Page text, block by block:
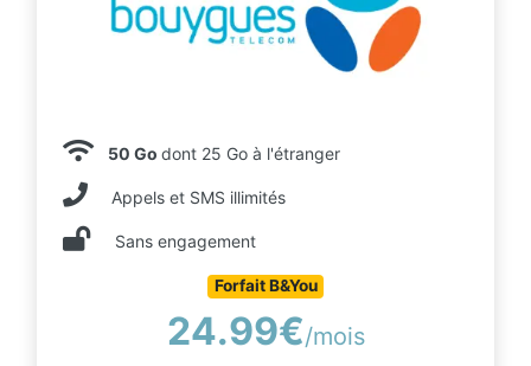
50 Go dont 25 Go à l'étranger
Appels et SMS illimités
Sans engagement
Forfait B&You
24.99€/mois